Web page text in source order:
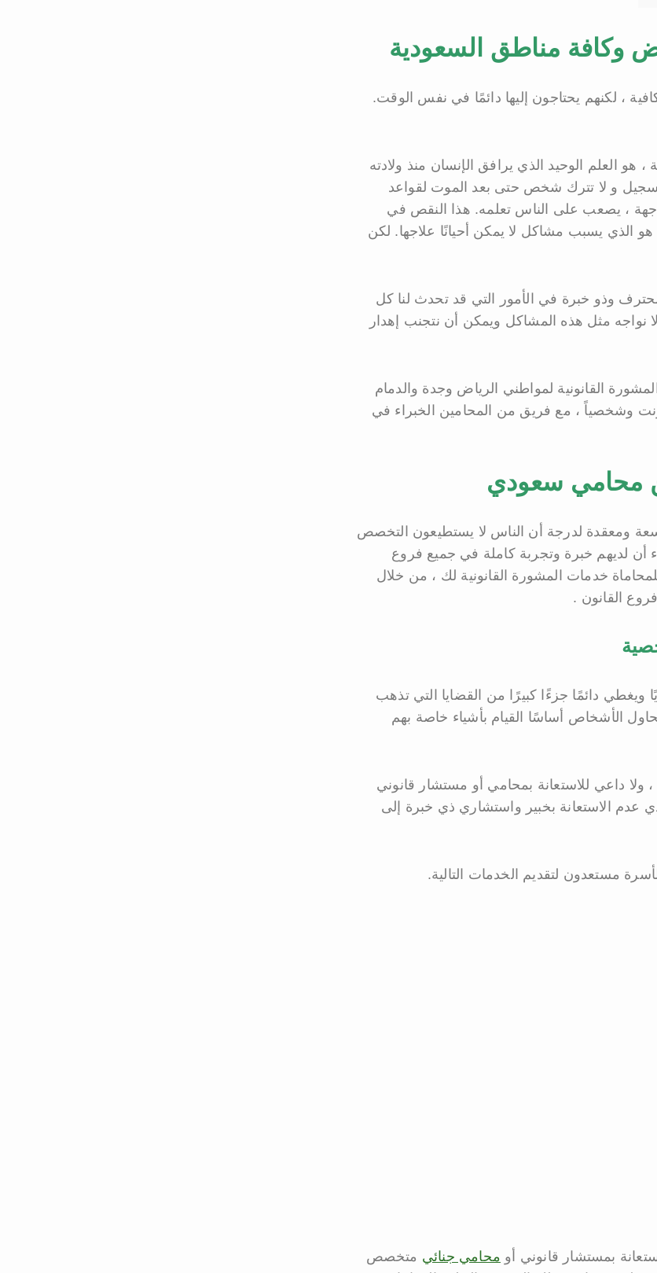
وكافة مناطق السعودية
، لكنهم يحتاجون إليها دائمًا في نفس الوقت.
العلم الوحيد الذي يرافق الإنسان منذ ولادته
وتسجيل و لا تترك شخص حتى بعد الموت لقواعد
، يصعب على الناس تعلمه. هذا النقص في
هو الذي يسبب مشاكل لا يمكن أحيانًا علاجها. لكن
وذو خبرة في الأمور التي قد تحدث لنا كل
نواجه مثل هذه المشاكل ويمكن أن نتجنب إهدار
القانونية لمواطني الرياض وجدة والدمام
وشخصياً ، مع فريق من المحامين الخبراء في
محامي سعودي
ومعقدة لدرجة أن الناس لا يستطيعون التخصص
أن لديهم خبرة وتجربة كاملة في جميع فروع
خدمات المشورة القانونية لك ، من خلال
القانون .
ويغطي دائمًا جزءًا كبيرًا من القضايا التي تذهب
الأشخاص أساسًا القيام بأشياء خاصة بهم
ولا داعي للاستعانة بمحامي أو مستشار قانوني
عدم الاستعانة بخبير واستشاري ذي خبرة إلى
مستعدون لتقديم الخدمات التالية.
بمستشار قانوني أو محامي جنائي متخصص